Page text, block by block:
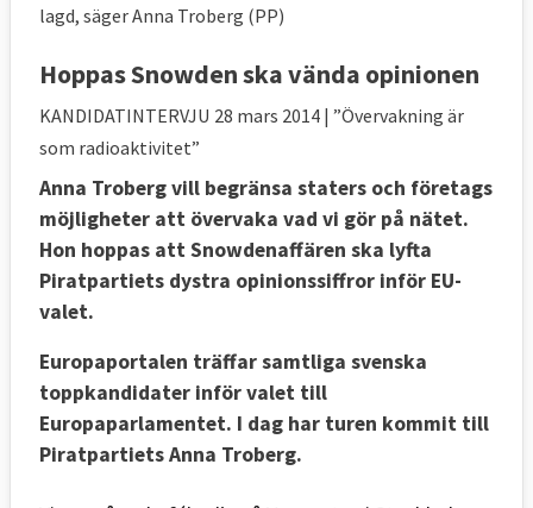
lagd, säger Anna Troberg (PP)
Hoppas Snowden ska vända opinionen
KANDIDATINTERVJU 28 mars 2014 | ”Övervakning är
som radioaktivitet”
Anna Troberg vill begränsa staters och företags
möjligheter att övervaka vad vi gör på nätet.
Hon hoppas att Snowdenaffären ska lyfta
Piratpartiets dystra opinionssiffror inför EU-
valet.
Europaportalen träffar samtliga svenska
toppkandidater inför valet till
Europaparlamentet. I dag har turen kommit till
Piratpartiets Anna Troberg.